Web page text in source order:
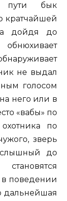
пути бык
кратчайшей
а дойдя до
обнюхивает
не выдал
голосом
него или в
«вабы» по
по
зверь
слышный до
поведении
дальнейшая